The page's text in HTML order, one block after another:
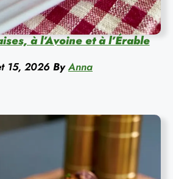
à l’Avoine et à l’Érable
15, 2026 By Anna